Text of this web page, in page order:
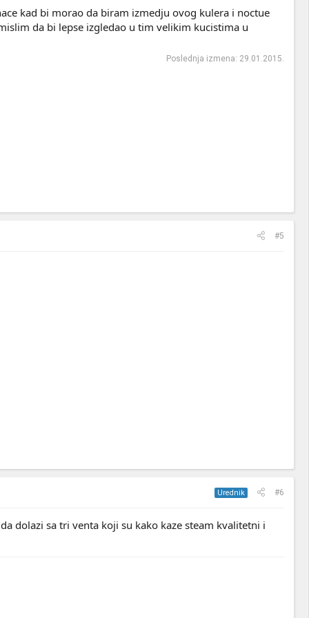
kad bi morao da biram izmedju ovog kulera i noctue
da bi lepse izgledao u tim velikim kucistima u
Poslednja izmena: 29.01.2015.
#5
Urednik #6
dolazi sa tri venta koji su kako kaze steam kvalitetni i